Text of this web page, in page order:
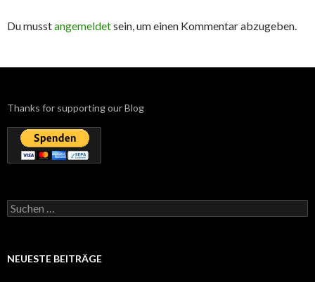
Du musstangemeldetsein, um einen Kommentar abzugeben.
Thanks for supporting our Blog
Suchen
nach:
NEUESTE BEITRÄGE